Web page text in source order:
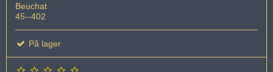
Beuchat
45--402
På lager